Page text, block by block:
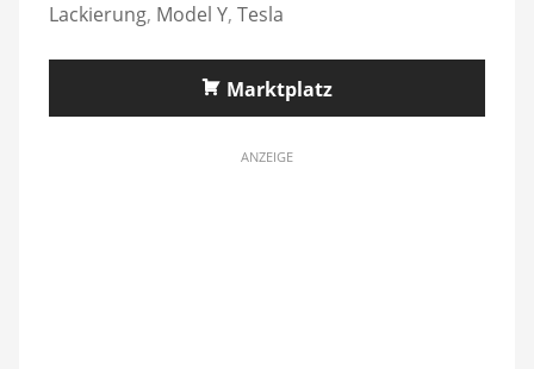
Lackierung, Model Y, Tesla
Marktplatz
ANZEIGE